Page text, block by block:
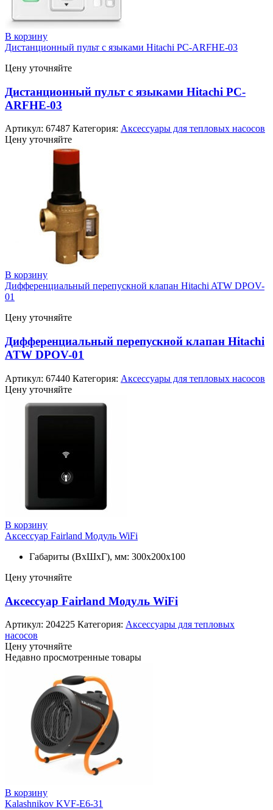
В корзину
Дистанционный пульт с языками Hitachi PC-ARFHE-03
Цену уточняйте
Дистанционный пульт с языками Hitachi PC-
ARFHE-03
Артикул: 67487 Категория: Аксессуары для тепловых насосов
Цену уточняйте
В корзину
Дифференциальный перепускной клапан Hitachi ATW DPOV-
01
Цену уточняйте
Дифференциальный перепускной клапан Hitachi
ATW DPOV-01
Артикул: 67440 Категория: Аксессуары для тепловых насосов
Цену уточняйте
В корзину
Аксессуар Fairland Модуль WiFi
Габариты (ВхШхГ), мм: 300х200х100
Цену уточняйте
Аксессуар Fairland Модуль WiFi
Артикул: 204225 Категория: Аксессуары для тепловых
насосов
Цену уточняйте
Недавно просмотренные товары
В корзину
Kalashnikov KVF-E6-31